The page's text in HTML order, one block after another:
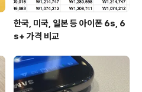
한국, 미국, 일본 등 아이폰 6s, 6
s+ 가격 비교